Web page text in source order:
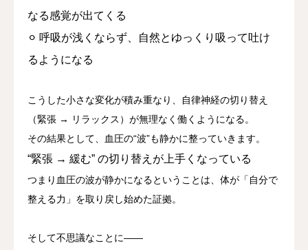
なる感覚が出てくる
⚪︎ 呼吸が浅くならず、
自然とゆっくり吸って吐け
るようになる
こうした小さな変化が積み重なり、自律神経の切り替え
（緊張 → リラックス）が無理なく働くようになる。
その結果として、
血圧の“波”も静かに整っていきます。
“緊張 → 緩む” の切り替えが上手くなっている
つまり血圧の波が静かになるということは、 体が「自分で
整える力」を取り戻し始めた証拠。
そして不思議なことに——